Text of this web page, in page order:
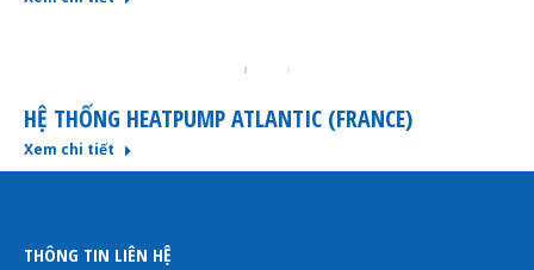
HỆ THỐNG HEATPUMP ATLANTIC (FRANCE)
Xem chi tiết
THÔNG TIN LIÊN HỆ